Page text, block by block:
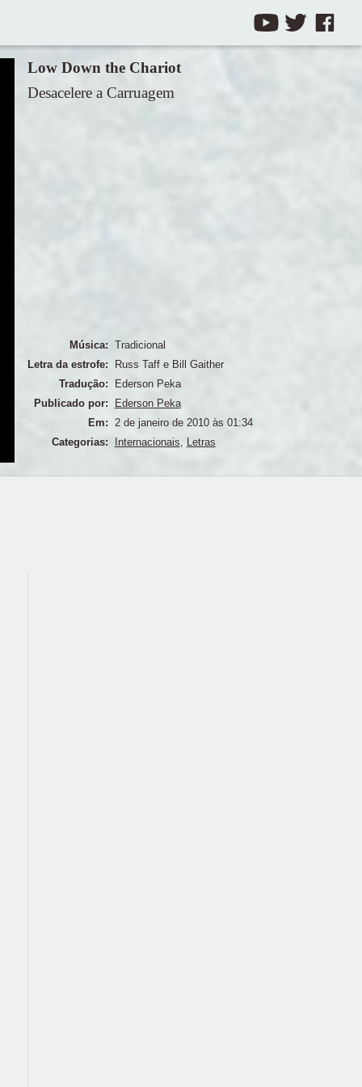
Low Down the Chariot
Desacelere a Carruagem
Música: Tradicional
Letra da estrofe:
Russ Taff e Bill Gaither
Tradução:
Ederson Peka
Publicado por:
Ederson Peka
Em:
2 de janeiro de 2010 às 01:34
Categorias:
Internacionais Letras